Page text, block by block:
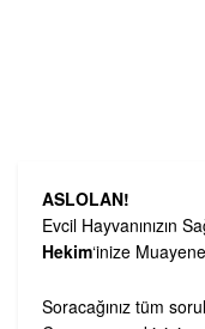
ASLOLAN!
Evcil Hayvanınızın
Hekim‘inize
Soracağınız tüm